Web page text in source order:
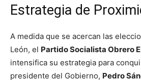
Estrategia de
A medida que se acercan las
León, el Partido Socialista Obrero
intensifica su estrategia para
presidente del Gobierno, Pedro